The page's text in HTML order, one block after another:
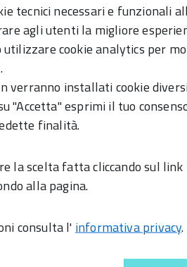
tecnici necessari e funzionali
agli utenti la migliore
cookie analytics per
verranno installati cookie
"Accetta" esprimi il tuo
finalità.
la scelta fatta cliccando sul link
alla pagina.
consulta l' informativa privacy.
vista panoramica sui
lunghezza (6, 12 o
nordic-walker.